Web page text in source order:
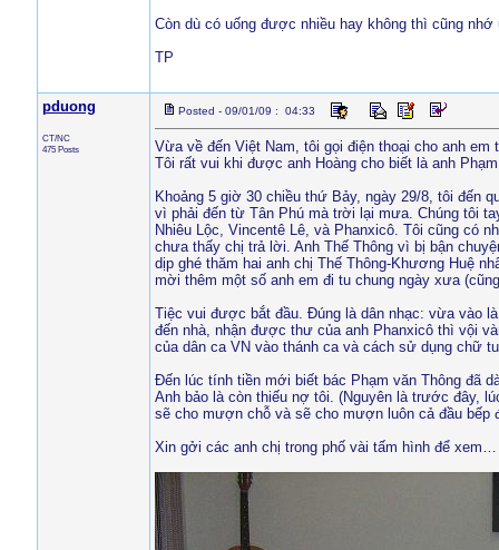
Còn dù có uống được nhiều hay không thì cũng
TP
pduong
CT/NC
475 Posts
Posted - 09/01/09 : 04:33
Vừa về đến Việt Nam, tôi gọi điện thoại cho anh
Tôi rất vui khi được anh Hoàng cho biết là anh
Khoảng 5 giờ 30 chiều thứ Bảy, ngày 29/8, tôi đến
vì phải đến từ Tân Phú mà trời lại mưa. Chúng tôi
Nhiêu Lộc, Vincentê Lê, và Phanxicô. Tôi cũng có
chưa thấy chị trả lời. Anh Thế Thông vì bị bận
dịp ghé thăm hai anh chị Thế Thông-Khương Huệ
mời thêm một số anh em đi tu chung ngày xưa
Tiệc vui được bắt đầu. Đúng là dân nhạc: vừa vào
đến nhà, nhận được thư của anh Phanxicô thì vội
của dân ca VN vào thánh ca và cách sử dụng chữ
Đến lúc tính tiền mới biết bác Phạm văn Thông đã
Anh bảo là còn thiếu nợ tôi. (Nguyên là trước đây,
sẽ cho mượn chỗ và sẽ cho mượn luôn cả đầu bếp
Xin gởi các anh chị trong phố vài tấm hình để